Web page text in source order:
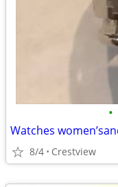
•
Watches
8/4 Crestview